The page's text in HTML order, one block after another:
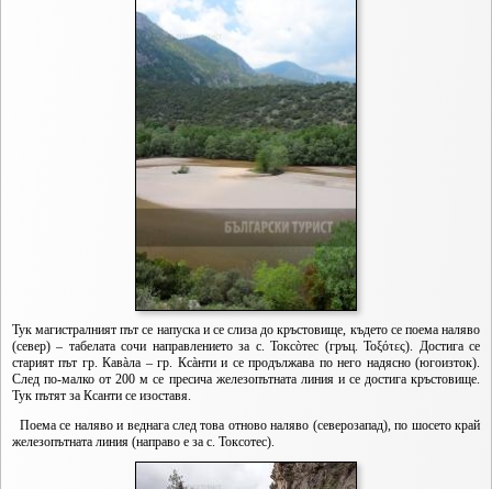
Тук магистралният път се напуска и се слиза до кръстовище, където се поема наляво
(север) – табелата сочи направлението за с. Токсòтес (гръц. Τοξότες). Достига се
старият път гр. Кавàла – гр. Ксàнти и се продължава по него надясно (югоизток).
След по-малко от 200 м се пресича железопътната линия и се достига кръстовище.
Тук пътят за Ксанти се изоставя.
Поема се наляво и веднага след това отново наляво (северозапад), по шосето край
железопътната линия (направо е за с. Токсотес).